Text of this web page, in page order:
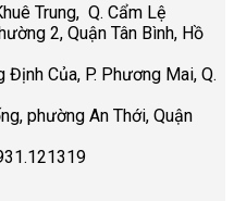
Trung, Q. Cẩm Lệ
2, Quận Tân Bình, Hồ
Của, P. Phương Mai, Q.
phường An Thới, Quận